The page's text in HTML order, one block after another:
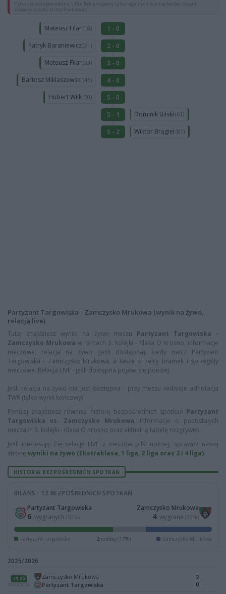
Tylko dla osób pełnoletnich 18+. Reklamujemy tylko legalnych bukmacherów. Hazard
stwarza ryzyko straty finansowej.
Mateusz Filar(18)
1 - 0
Patryk Baraniewicz(31)
2 - 0
Mateusz Filar(33)
3 - 0
Bartosz Miklaszewski (45)
4 - 0
Hubert Wilk(50)
5 - 0
5 - 1
Dominik Bilski (61)
5 - 2 Wiktor Brągiel (81)
Partyzant Targowiska - Zamczysko Mrukowa (wynik na żywo,
relacja live)
Tutaj znajdziesz wyniki na żywo meczu Partyzant Targowiska -
Zamczysko Mrukowa w ramach 3. kolejki - Klasa O Krosno. Informacje
meczowe, relacja na żywo (jeśli dostępna), kiedy mecz Partyzant
Targowiska - Zamczysko Mrukowa, a także strzelcy bramek i szczegóły
meczowe. Relacja LIVE - jeśli dostępna pojawi się poniżej.
Jeśli relacja na żywo nie jest dostępna - przy meczu widnieje adnotacja
TWK (tylko wynik końcowy)
Poniżej znajdziesz również historę bezpośrednich spotkań Partyzant
Targowiska vs. Zamczysko Mrukowa, informacje o pozostałych
meczach 3. kolejki - Klasa O Krosno oraz aktualną tabelę rozgrywek.
Jeśli interesują Cię relacje LIVE z meczów piłki nożnej, sprawdź naszą
stronę wyniki na żywo (Ekstraklasa, 1 liga, 2 liga oraz 3 i 4 liga).
HISTORIA BEZPOŚREDNICH SPOTKAŃ
BILANS · 12 BEZPOŚREDNICH SPOTKAŃ
Partyzant Targowiska
6 wygranych (50%)
Zamczysko Mrukowa
4 wygrane (33%)
Partyzant Targowiska 2remisy (17%) Zamczysko Mrukowa
2025/2026
13:00
29.03.2026
Zamczysko Mrukowa
Partyzant Targowiska
2
0